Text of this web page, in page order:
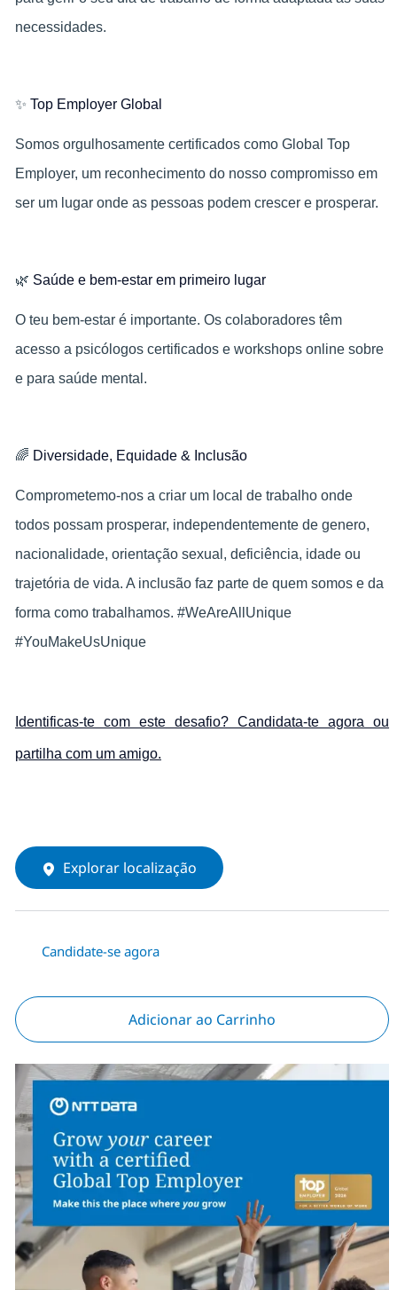
necessidades.
✨ Top Employer Global
Somos orgulhosamente certificados como Global Top
Employer, um reconhecimento do nosso compromisso em
ser um lugar onde as pessoas podem crescer e prosperar.
🌿 Saúde e bem-estar em primeiro lugar
O teu bem‑estar é importante. Os colaboradores têm
acesso a psicólogos certificados e workshops online sobre
e para saúde mental.
🌈 Diversidade, Equidade & Inclusão
Comprometemo-nos a criar um local de trabalho onde
todos possam prosperar, independentemente de genero,
nacionalidade, orientação sexual, deficiência, idade ou
trajetória de vida. A inclusão faz parte de quem somos e da
forma como trabalhamos. #WeAreAllUnique
#YouMakeUsUnique
Identificas-te com este desafio? Candidata-te agora ou
partilha com um amigo.
Explorar localização
Candidate-se agora
Adicionar ao Carrinho